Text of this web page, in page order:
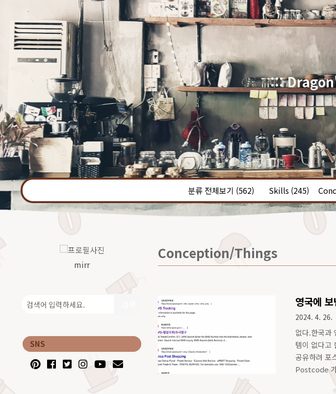
분류 전체보기 (562) Skills (245)
:::
mirr
SNS
Conception/Things
영국에
2024. 4. 26.
없다.한국과
템이 없다고
공유하려 포
Postcode